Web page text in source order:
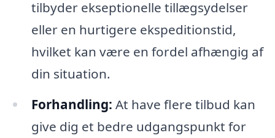
tilbyder ekseptionelle tillægsydelser
eller en hurtigere ekspeditionstid,
hvilket kan være en fordel afhængig af
din situation.
Forhandling: At have flere tilbud kan
give dig et bedre udgangspunkt for